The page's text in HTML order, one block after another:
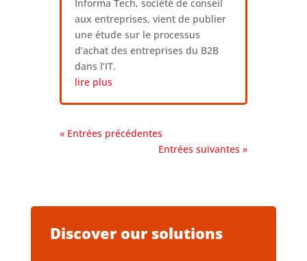
Informa Tech, société de conseil
aux entreprises, vient de publier
une étude sur le processus
d’achat des entreprises du B2B
dans l’IT.
lire plus
« Entrées précédentes
Entrées suivantes »
Discover our solutions